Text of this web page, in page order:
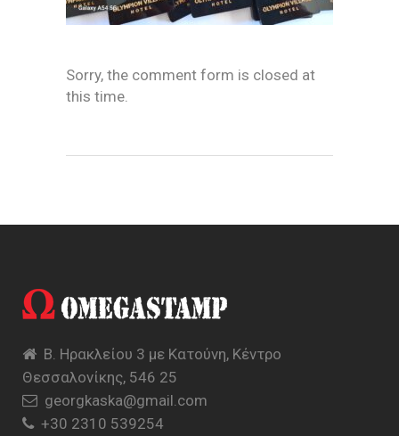
Sorry, the comment form is closed at
this time.
Β. Ηρακλείου 3 με Κατούνη, Κέντρο
Θεσσαλονίκης, 546 25
georgkaska@gmail.com
+30 2310 539254